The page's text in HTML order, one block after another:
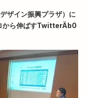
ザイン振興プラザ）に
から伸ばすTwitterÄb0